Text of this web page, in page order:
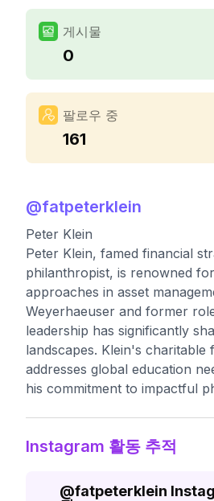
게시물
0
팔로우 중
161
@fatpeterklein
Peter Klein
Peter Klein, famed financial
philanthropist, is renowned
approaches in asset
Weyerhaeuser and former
leadership has significantly
landscapes. Klein's charitable
addresses global education
his commitment to impactful
Instagram 활동 추적
@fatpeterklein